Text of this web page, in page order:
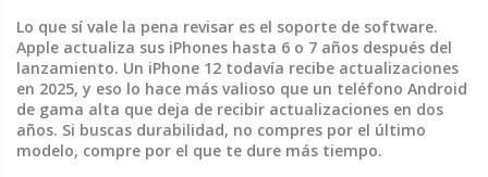
Lo que sí vale la pena revisar es el soporte de software.
Apple actualiza sus iPhones hasta 6 o 7 años después del
lanzamiento. Un iPhone 12 todavía recibe actualizaciones
en 2025, y eso lo hace más valioso que un teléfono Android
de gama alta que deja de recibir actualizaciones en dos
años. Si buscas durabilidad, no compres por el último
modelo, compre por el que te dure más tiempo.